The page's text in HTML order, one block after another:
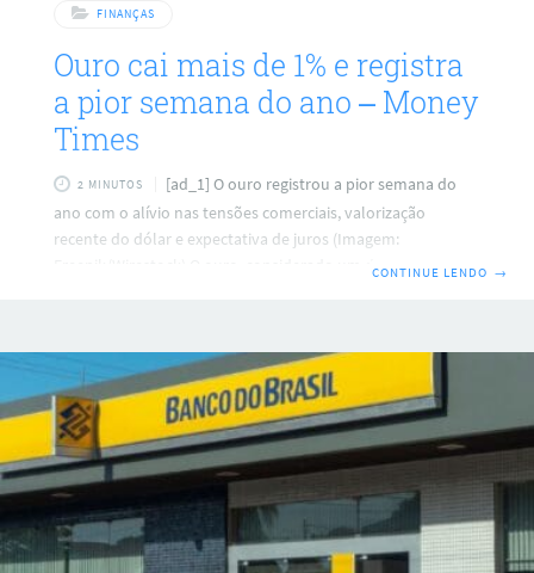
FINANÇAS
Ouro cai mais de 1% e registra
a pior semana do ano – Money
Times
2 MINUTOS
[ad_1] O ouro registrou a pior semana do
ano com o alívio nas tensões comerciais, valorização
recente do dólar e expectativa de juros (Imagem:
Freepik/Wirestock) O ouro, considerado um dos ativos mais
desempenho recente do dólar. O contrato mais líquido do
ouro, com vencimento em junho, recuou 1,22%, a US$
3.187,20 por onça-troy
CONTINUE LENDO →